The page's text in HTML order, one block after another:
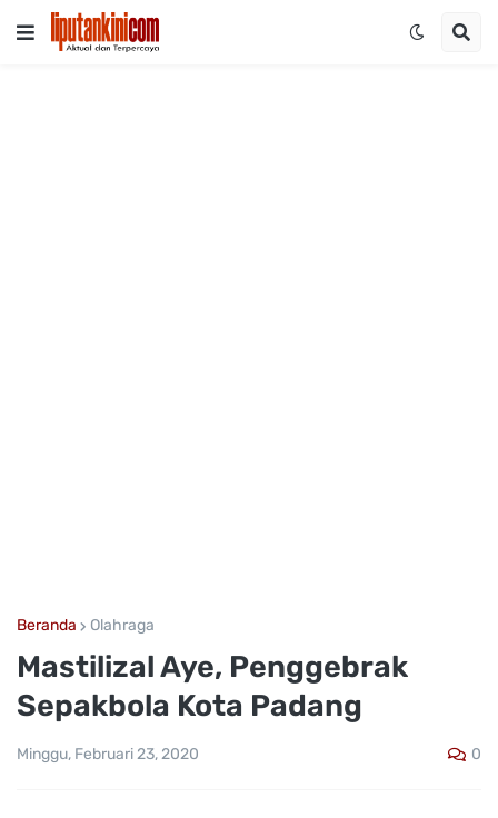
Beranda Olahraga
Mastilizal Aye, Penggebrak
Sepakbola Kota Padang
Minggu, Februari 23, 2020 0